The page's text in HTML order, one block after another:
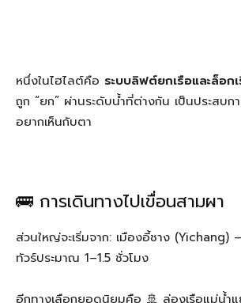
หนึ่งในไฮไลต์คือ ระบบลิฟต์ยกเรือและล็อก
ถูก “ยก” ผ่านระดับน้ำที่ต่างกัน เป็นประสบ
อยากเห็นกับตา
🚌 การเดินทางไปเขื่อนสามผา
ส่วนใหญ่จะเริ่มจาก: เมืองอี้ชาง (Yichang)
ทัวร์ประมาณ 1–1.5 ชั่วโมง
อีกทางเลือกยอดนิยมคือ 🚢 ล่องเรือแม่น้ำ